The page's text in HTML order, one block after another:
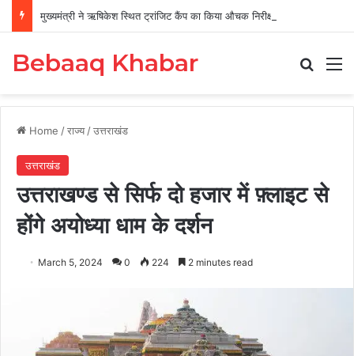
मुख्यमंत्री ने ऋषिकेश स्थित ट्रांजिट कैंप का किया औचक निरीक्षण
Bebaaq Khabar
Home /राज्य /उत्तराखंड
उत्तराखंड
उत्तराखण्ड से सिर्फ दो हजार में फ़्लाइट से
होंगे अयोध्या धाम के दर्शन
March 5, 2024 0 224 2 minutes read